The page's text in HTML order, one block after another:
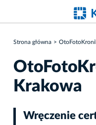
Strona główna
Krakowa
Wręczenie